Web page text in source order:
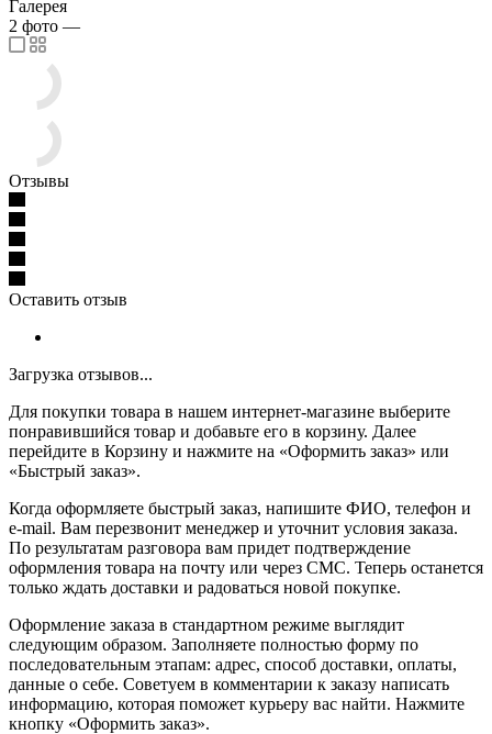
Галерея
2 фото —
Отзывы
Оставить отзыв
Загрузка отзывов...
Для покупки товара в нашем интернет-магазине выберите
понравившийся товар и добавьте его в корзину. Далее
перейдите в Корзину и нажмите на «Оформить заказ» или
«Быстрый заказ».
Когда оформляете быстрый заказ, напишите ФИО, телефон и
e-mail. Вам перезвонит менеджер и уточнит условия заказа.
По результатам разговора вам придет подтверждение
оформления товара на почту или через СМС. Теперь останется
только ждать доставки и радоваться новой покупке.
Оформление заказа в стандартном режиме выглядит
следующим образом. Заполняете полностью форму по
последовательным этапам: адрес, способ доставки, оплаты,
данные о себе. Советуем в комментарии к заказу написать
информацию, которая поможет курьеру вас найти. Нажмите
кнопку «Оформить заказ».